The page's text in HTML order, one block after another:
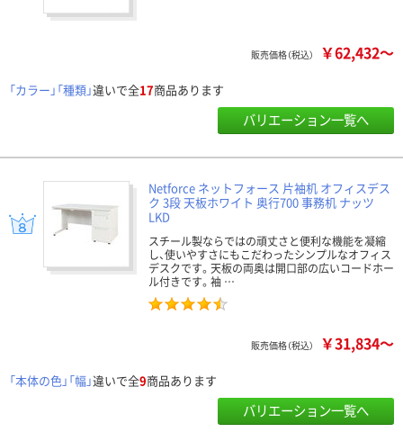
販売価格（税込） ￥62,432～
「カラー」「種類」違いで全17商品あります
バリエーション一覧へ
Netforce ネットフォース 片袖机 オフィスデス
ク 3段 天板ホワイト 奥行700 事務机 ナッツ
LKD
スチール製ならではの頑丈さと便利な機能を凝縮
し、使いやすさにもこだわったシンプルなオフィス
デスクです。天板の両奥は開口部の広いコードホー
ル付きです。袖 …
販売価格（税込） ￥31,834～
「本体の色」「幅」違いで全9商品あります
バリエーション一覧へ